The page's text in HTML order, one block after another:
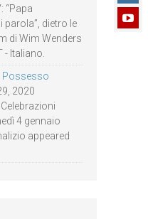
“Papa
dietro le
di Wim Wenders
- Italiano.
Possesso
2020
4 gennaio
appeared